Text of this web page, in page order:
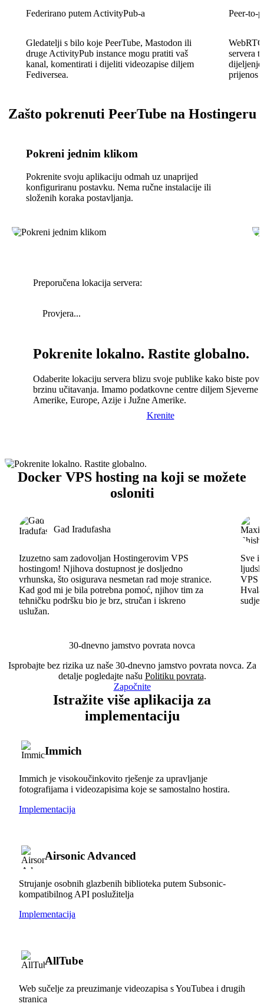
Federirano putem ActivityPub-a
Gledatelji s bilo koje PeerTube, Mastodon ili
druge ActivityPub instance mogu pratiti vaš
kanal, komentirati i dijeliti videozapise diljem
Fediversea.
Peer-to-
servera
dijeljenje
prijenos
Zašto pokrenuti PeerTube na Hostingeru
Pokreni jednim klikom
Pokrenite svoju aplikaciju odmah uz unaprijed
konfiguriranu postavku. Nema ručne instalacije ili
složenih koraka postavljanja.
Preporučena lokacija servera:
Provjera...
Pokrenite lokalno. Rastite globalno.
Odaberite lokaciju servera blizu svoje publike kako biste
brzinu učitavanja. Imamo podatkovne centre diljem Sjeverne
Amerike, Europe, Azije i Južne Amerike.
Krenite
Docker VPS hosting na koji se možete
osloniti
Gad Iradufasha
Izuzetno sam zadovoljan Hostingerovim VPS
hostingom! Njihova dostupnost je dosljedno
vrhunska, što osigurava nesmetan rad moje stranice.
Kad god mi je bila potrebna pomoć, njihov tim za
tehničku podršku bio je brz, stručan i iskreno
uslužan.
Sve
VPS
30-dnevno jamstvo povrata novca
Isprobajte bez rizika uz naše 30-dnevno jamstvo povrata novca. Za
detalje pogledajte našu Politiku povrata.
Započnite
Istražite više aplikacija za
implementaciju
Immich
Immich je visokoučinkovito rješenje za upravljanje
fotografijama i videozapisima koje se samostalno hostira.
Implementacija
Airsonic Advanced
Strujanje osobnih glazbenih biblioteka putem Subsonic-
kompatibilnog API poslužitelja
Implementacija
AllTube
Web sučelje za preuzimanje videozapisa s YouTubea i drugih
stranica